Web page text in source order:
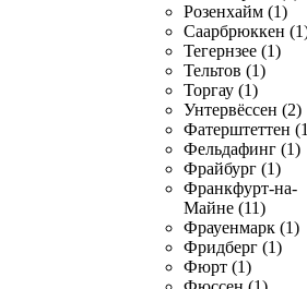
Розенхайм (1)
Саарбрюккен
Тегернзее (1)
Тельтов (1)
Торгау (1)
Унтервёссен (2)
Фатерштеттен
Фельдафинг (1)
Фрайбург (1)
Франкфурт-на-
Майне (11)
Фрауенмарк (1)
Фридберг (1)
Фюрт (1)